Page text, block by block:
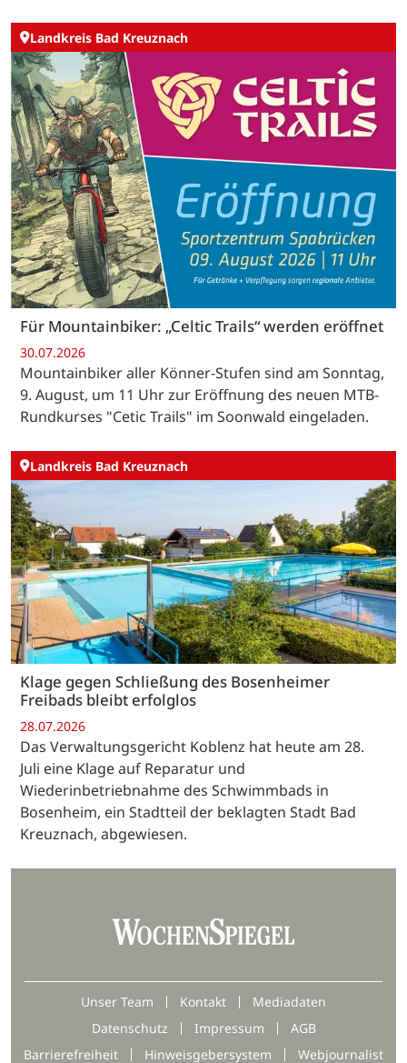
Landkreis Bad Kreuznach
Für Mountainbiker: „Celtic Trails“ werden eröffnet
30.07.2026
Mountainbiker aller Könner-Stufen sind am Sonntag,
9. August, um 11 Uhr zur Eröffnung des neuen MTB-
Rundkurses "Cetic Trails" im Soonwald eingeladen.
Landkreis Bad Kreuznach
Klage gegen Schließung des Bosenheimer
Freibads bleibt erfolglos
28.07.2026
Das Verwaltungsgericht Koblenz hat heute am 28.
Juli eine Klage auf Reparatur und
Wiederinbetriebnahme des Schwimmbads in
Bosenheim, ein Stadtteil der beklagten Stadt Bad
Kreuznach, abgewiesen.
Unser Team Kontakt
Mediadaten
Datenschutz
Impressum
AGB
Barrierefreiheit
Hinweisgebersystem Webjournalist